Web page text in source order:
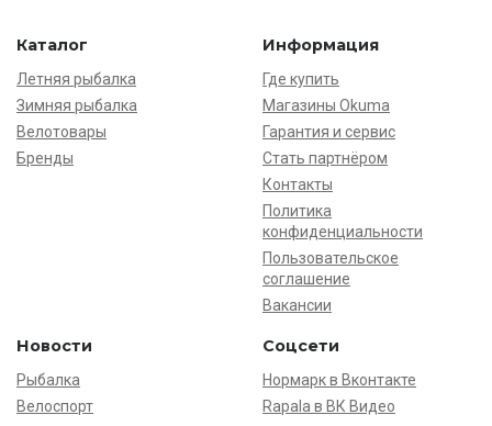
Каталог
Летняя рыбалка
Зимняя рыбалка
Велотовары
Бренды
Информация
Где купить
Магазины Okuma
Гарантия и сервис
Стать партнёром
Контакты
Политика
конфиденциальности
Пользовательское
соглашение
Вакансии
Новости
Рыбалка
Велоспорт
Соцсети
Нормарк в Вконтакте
Rapala в ВК Видео